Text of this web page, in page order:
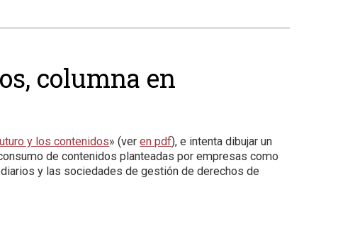
columna en
y los contenidos» (veren pdf), e intenta dibujar un
de contenidos planteadas por empresas como
y las sociedades de gestión de derechos de